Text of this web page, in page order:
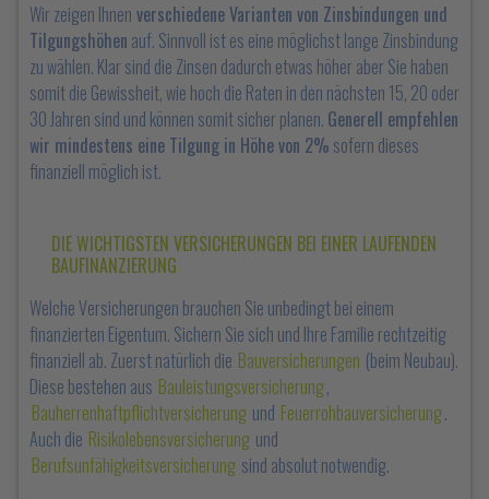
Wir zeigen Ihnen verschiedene Varianten von Zinsbindungen und
Tilgungshöhen auf. Sinnvoll ist es eine möglichst lange Zinsbindung
zu wählen. Klar sind die Zinsen dadurch etwas höher aber Sie haben
somit die Gewissheit, wie hoch die Raten in den nächsten 15, 20 oder
30 Jahren sind und können somit sicher planen. Generell empfehlen
wir mindestens eine Tilgung in Höhe von 2% sofern dieses
finanziell möglich ist.
DIE WICHTIGSTEN VERSICHERUNGEN BEI EINER LAUFENDEN
BAUFINANZIERUNG
Welche Versicherungen brauchen Sie unbedingt bei einem
finanzierten Eigentum. Sichern Sie sich und Ihre Familie rechtzeitig
finanziell ab. Zuerst natürlich die Bauversicherungen (beim Neubau).
Diese bestehen aus Bauleistungsversicherung,
Bauherrenhaftpflichtversicherung und Feuerrohbauversicherung.
Auch die Risikolebensversicherung und
Berufsunfähigkeitsversicherung sind absolut notwendig.